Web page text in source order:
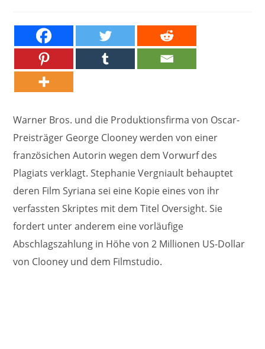
Warner Bros. und die Produktionsfirma von Oscar-
Preisträger George Clooney werden von einer
französichen Autorin wegen dem Vorwurf des
Plagiats verklagt. Stephanie Vergniault behauptet
deren Film Syriana sei eine Kopie eines von ihr
verfassten Skriptes mit dem Titel Oversight. Sie
fordert unter anderem eine vorläufige
Abschlagszahlung in Höhe von 2 Millionen US-Dollar
von Clooney und dem Filmstudio.